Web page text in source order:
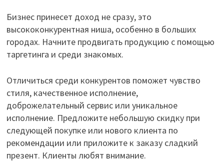
Бизнес принесет доход не сразу, это
высококонкурентная ниша, особенно в больших
городах. Начните продвигать продукцию с помощью
таргетинга и среди знакомых.
Отличиться среди конкурентов поможет чувство
стиля, качественное исполнение,
доброжелательный сервис или уникальное
исполнение. Предложите небольшую скидку при
следующей покупке или нового клиента по
рекомендации или приложите к заказу сладкий
презент. Клиенты любят внимание.